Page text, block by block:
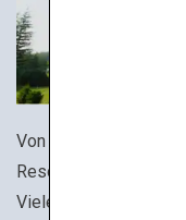
Von Norden nach
Resorts, darunter
Viele bieten eine